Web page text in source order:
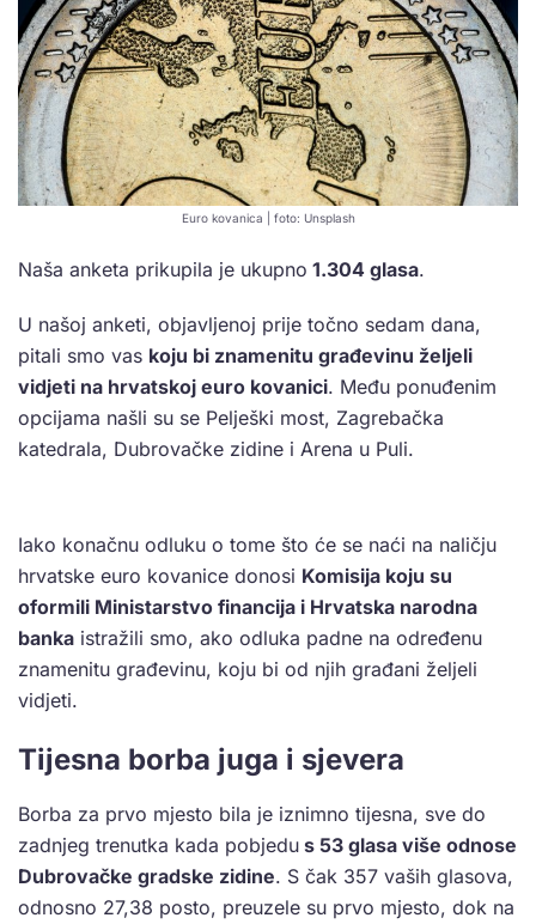
Euro kovanica | foto: Unsplash
Naša anketa prikupila je ukupno 1.304 glasa.
U našoj anketi, objavljenoj prije točno sedam dana,
pitali smo vas koju bi znamenitu građevinu željeli
vidjeti na hrvatskoj euro kovanici. Među ponuđenim
opcijama našli su se Pelješki most, Zagrebačka
katedrala, Dubrovačke zidine i Arena u Puli.
Iako konačnu odluku o tome što će se naći na naličju
hrvatske euro kovanice donosi Komisija koju su
oformili Ministarstvo financija i Hrvatska narodna
banka istražili smo, ako odluka padne na određenu
znamenitu građevinu, koju bi od njih građani željeli
vidjeti.
Tijesna borba juga i sjevera
Borba za prvo mjesto bila je iznimno tijesna, sve do
zadnjeg trenutka kada pobjedu s 53 glasa više odnose
Dubrovačke gradske zidine. S čak 357 vaših glasova,
odnosno 27,38 posto, preuzele su prvo mjesto, dok na